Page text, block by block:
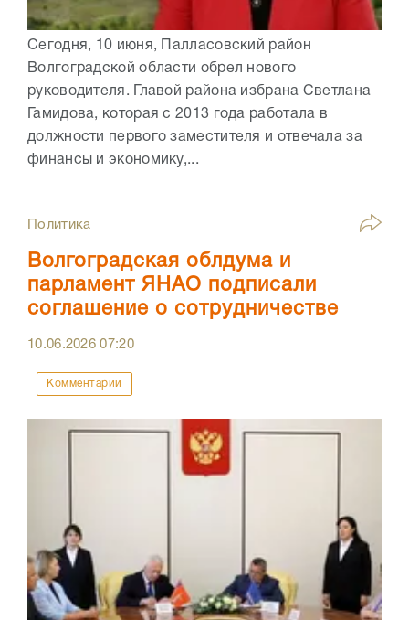
Сегодня, 10 июня, Палласовский район
Волгоградской области обрел нового
руководителя. Главой района избрана Светлана
Гамидова, которая с 2013 года работала в
должности первого заместителя и отвечала за
финансы и экономику,...
Политика
Волгоградская облдума и
парламент ЯНАО подписали
соглашение о сотрудничестве
10.06.202607:20
Комментарии